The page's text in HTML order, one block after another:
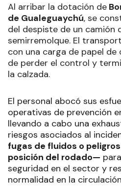
Al arribar la dotación de
de Gualeguaychú, se
del despiste de un camión
semirremolque. El
con una carga de papel
de perder el control y
la calzada.
El personal abocó sus
operativas de prevención
llevando a cabo una
riesgos asociados al
fugas de fluidos o
posición del rodado—
seguridad en el sector y
normalidad en la